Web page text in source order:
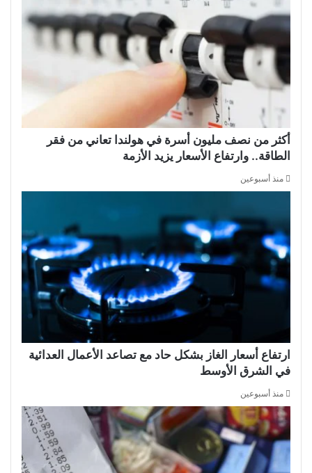
أكثر من نصف مليون أسرة في هولندا تعاني من فقر
الطاقة.. وارتفاع الأسعار يزيد الأزمة
منذ أسبوعين
ارتفاع أسعار الغاز بشكل حاد مع تصاعد الأعمال العدائية
في الشرق الأوسط
منذ أسبوعين